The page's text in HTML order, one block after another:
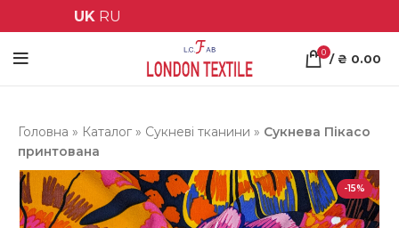
UK RU
0 / ₴ 0.00
Головна » Каталог » Сукневі тканини » Сукнева Пікасо
принтована
-15%